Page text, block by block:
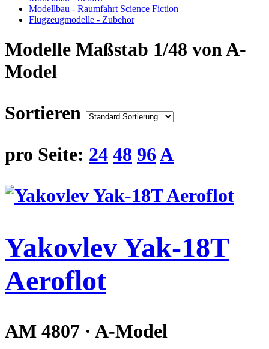
Modellbau - Raumfahrt Science Fiction
Flugzeugmodelle - Zubehör
Modelle Maßstab 1/48 von A-
Model
Sortieren
pro Seite: 24 48 96A
Yakovlev Yak-18T
Aeroflot
AM 4807 · A-Model